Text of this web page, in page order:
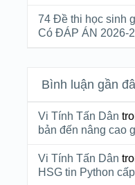
74 Đề thi học sinh
Có ĐÁP ÁN 2026-
Bình luận gần
Vi Tính Tấn Dân
bản đến nâng cao
Vi Tính Tấn Dân
HSG tin Python